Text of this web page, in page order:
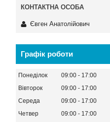
Євген Анатолійович
Графік роботи
Понеділок 09:00
17:00
Вівторок
09:00
17:00
Середа
09:00
17:00
Четвер
09:00
17:00